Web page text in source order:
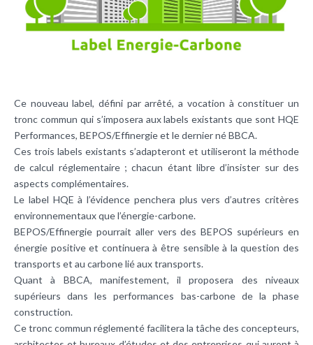
Ce nouveau label, défini par arrêté, a vocation à constituer un
tronc commun qui s’imposera aux labels existants que sont HQE
Performances, BEPOS/Effinergie et le dernier né BBCA.
Ces trois labels existants s’adapteront et utiliseront la méthode
de calcul réglementaire ; chacun étant libre d’insister sur des
aspects complémentaires.
Le label HQE à l’évidence penchera plus vers d’autres critères
environnementaux que l’énergie-carbone.
BEPOS/Effinergie pourrait aller vers des BEPOS supérieurs en
énergie positive et continuera à être sensible à la question des
transports et au carbone lié aux transports.
Quant à BBCA, manifestement, il proposera des niveaux
supérieurs dans les performances bas-carbone de la phase
construction.
Ce tronc commun réglementé facilitera la tâche des concepteurs,